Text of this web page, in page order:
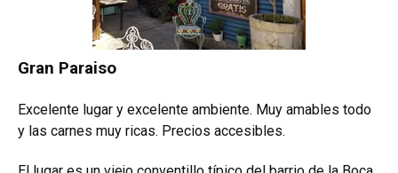
Gran Paraiso
Excelente lugar y excelente ambiente. Muy amables todo
y las carnes muy ricas. Precios accesibles.